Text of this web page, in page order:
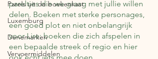
Parels uit de boekenkast
Luxemburg
Denemarken
Vervoermiddelen
pareltjes die we graag met jullie willen
delen. Boeken met sterke personages,
een goed plot en niet onbelangrijk
voor Lire: boeken die zich afspelen in
een bepaalde streek of regio en hier